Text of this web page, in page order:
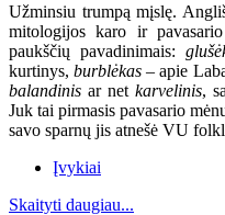
Užminsiu trumpą mįslę.
mitologijos karo ir
paukščių pavadinimais:
kurtinys,burblėkas– apie
balandinisar netkarvelinis,
Juk tai pirmasis pavasario
savo sparnų jis atnešė VU
Įvykiai
Skaityti daugiau...